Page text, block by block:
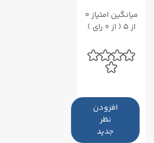
میانگین امتیاز 0
از 5 ( از 0 رای )
افزودن
نظر
جدید